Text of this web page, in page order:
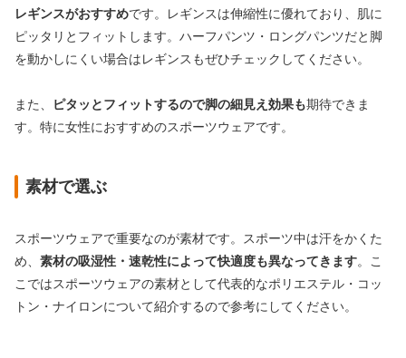
レギンスがおすすめです。レギンスは伸縮性に優れており、肌に
ピッタリとフィットします。ハーフパンツ・ロングパンツだと脚
を動かしにくい場合はレギンスもぜひチェックしてください。
また、 ピタッとフィットするので脚の細見え効果も期待できま
す。特に女性におすすめのスポーツウェアです。
素材で選ぶ
スポーツウェアで重要なのが素材です。スポーツ中は汗をかくた
め、 素材の吸湿性・速乾性によって快適度も異なってきます。こ
こではスポーツウェアの素材として代表的なポリエステル・コッ
トン・ナイロンについて紹介するので参考にしてください。